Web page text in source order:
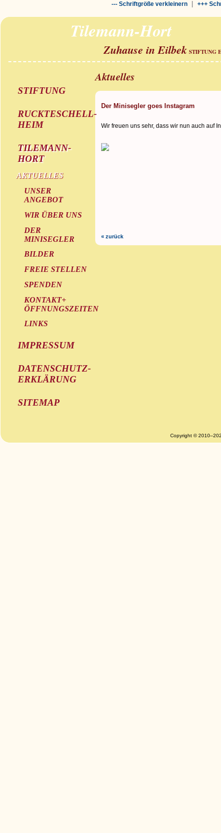
--- Schriftgröße verkleinern| +++
Tilemann-Hort
Zuhause in Eilbek STIFTUNG
STIFTUNG
RUCKTESCHELL-
HEIM
TILEMANN-
HORT
AKTUELLES
UNSER
ANGEBOT
WIR ÜBER UNS
DER
MINISEGLER
BILDER
FREIE STELLEN
SPENDEN
KONTAKT+
ÖFFNUNGSZEITEN
LINKS
IMPRESSUM
DATENSCHUTZ-
ERKLÄRUNG
SITEMAP
Aktuelles
Der Minisegler goes Instagram
Wir freuen uns sehr, dass wir nun auch auf
« zurück
Copyright ©